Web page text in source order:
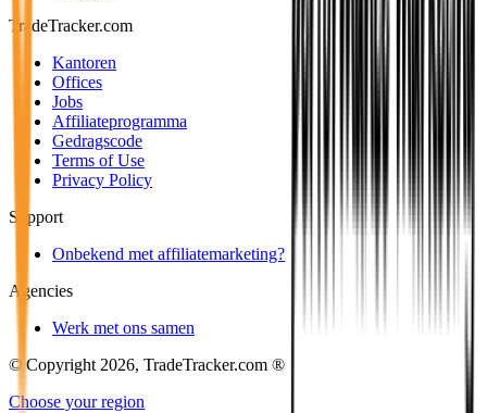
TradeTracker.com
Kantoren
Offices
Jobs
Affiliateprogramma
Gedragscode
Terms of Use
Privacy Policy
Support
Onbekend met affiliatemarketing?
Agencies
Werk met ons samen
© Copyright 2026, TradeTracker.com ®
Choose your region